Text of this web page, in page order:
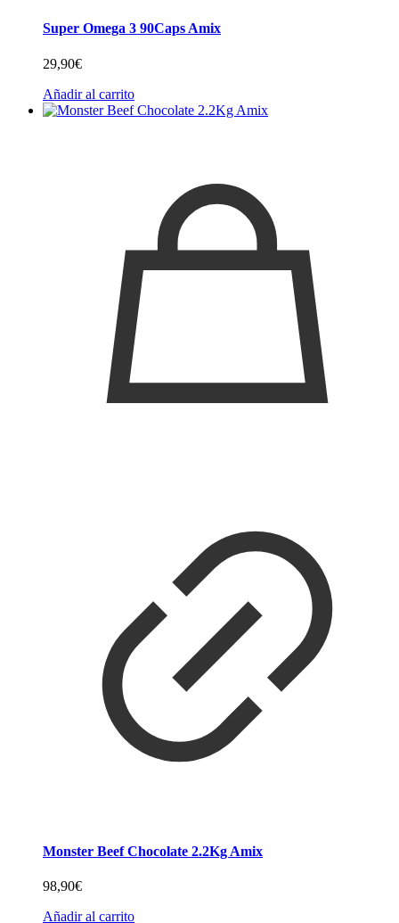
Super Omega 3 90Caps Amix
29,90€
Añadir al carrito
Monster Beef Chocolate 2.2Kg Amix
98,90€
Añadir al carrito